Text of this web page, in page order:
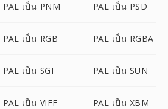
PAL เป็น PNM PAL เป็น PSD
PAL เป็น RGB PAL เป็น RGBA
PAL เป็น SGI PAL เป็น SUN
PAL เป็น VIFF PAL เป็น XBM